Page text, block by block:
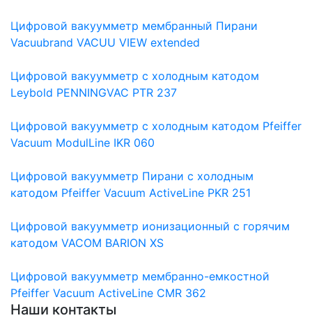
Цифровой вакуумметр мембранный Пирани
Vacuubrand VACUU VIEW extended
Цифровой вакуумметр с холодным катодом
Leybold PENNINGVAC PTR 237
Цифровой вакуумметр с холодным катодом Pfeiffer
Vacuum ModulLine IKR 060
Цифровой вакуумметр Пирани с холодным
катодом Pfeiffer Vacuum ActiveLine PKR 251
Цифровой вакуумметр ионизационный с горячим
катодом VACOM BARION XS
Цифровой вакуумметр мембранно-емкостной
Pfeiffer Vacuum ActiveLine CMR 362
Наши контакты